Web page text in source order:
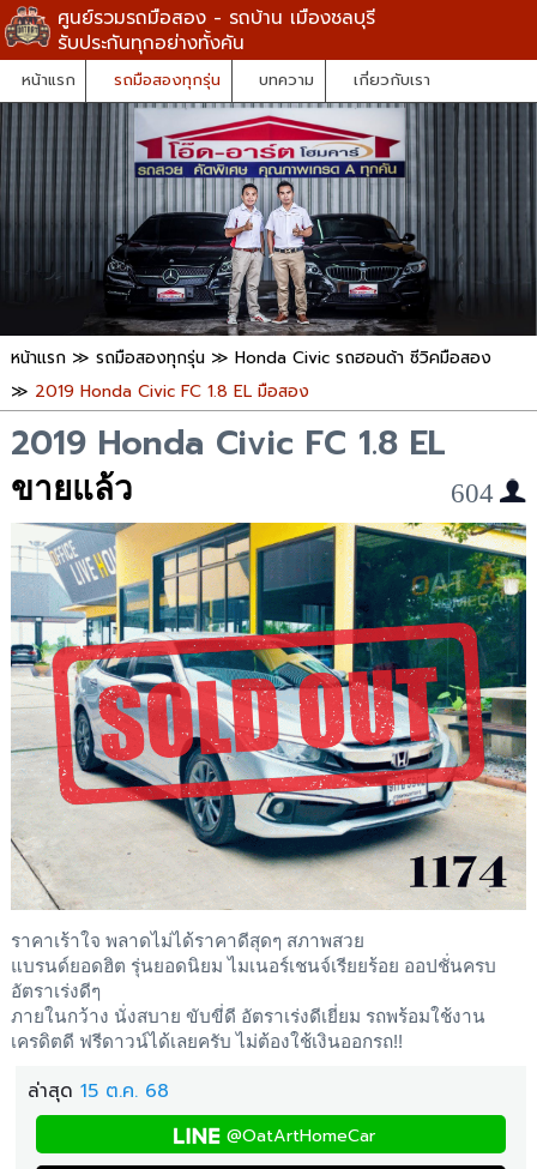
ศูนย์รวมรถมือสอง - รถบ้าน เมืองชลบุรี
รับประกันทุกอย่างทั้งคัน
หน้าแรก รถมือสองทุกรุ่น บทความ เกี่ยวกับเรา
หน้าแรก ≫ รถมือสองทุกรุ่น ≫ Honda Civic รถฮอนด้า ซีวิคมือสอง
≫ 2019 Honda Civic FC 1.8 EL มือสอง
2019 Honda Civic FC 1.8 EL
ขายแล้ว 604
ราคาเร้าใจ พลาดไม่ได้ราคาดีสุดๆ สภาพสวย
แบรนด์ยอดฮิต รุ่นยอดนิยม ไมเนอร์เชนจ์เรียยร้อย ออปชั่นครบ
อัตราเร่งดีๆ
ภายในกว้าง นั่งสบาย ขับขี่ดี อัตราเร่งดีเยี่ยม รถพร้อมใช้งาน
เครดิตดี ฟรีดาวน์ได้เลยครับ ไม่ต้องใช้เงินออกรถ!!
ล่าสุด 15 ต.ค. 68
@OatArtHomeCar